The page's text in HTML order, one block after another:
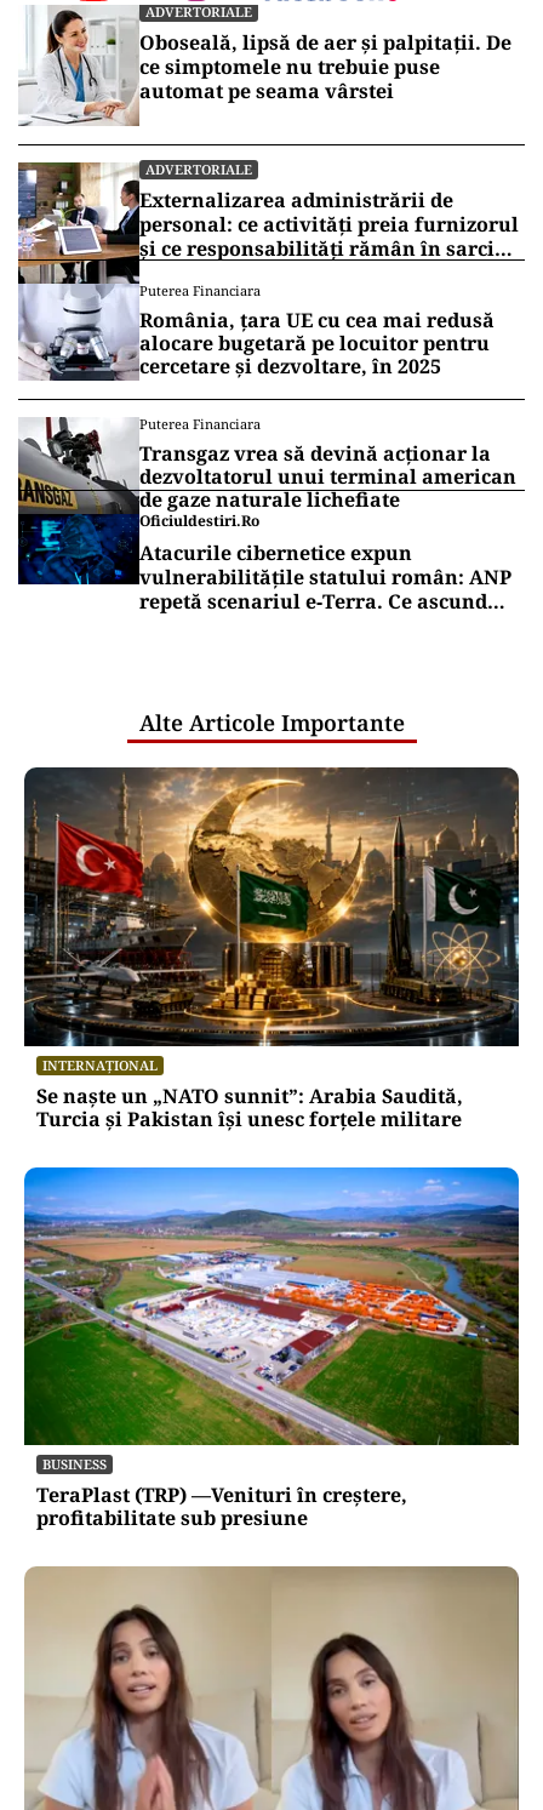
ADVERTORIALE
Oboseală, lipsă de aer și palpitații. De
ce simptomele nu trebuie puse
automat pe seama vârstei
ADVERTORIALE
Externalizarea administrării de
personal: ce activități preia furnizorul
și ce responsabilități rămân în sarcina
Puterea Financiara
România, țara UE cu cea mai redusă
alocare bugetară pe locuitor pentru
cercetare și dezvoltare, în 2025
Puterea Financiara
Transgaz vrea să devină acționar la
dezvoltatorul unui terminal american
de gaze naturale lichefiate
Oficiuldestiri.ro
Atacurile cibernetice expun
vulnerabilitățile statului român: ANP
repetă scenariul e‑Terra. Ce ascund
Alte Articole Importante
INTERNAȚIONAL
Se naște un „NATO sunnit”: Arabia Saudită,
Turcia și Pakistan își unesc forțele militare
BUSINESS
TeraPlast (TRP) —Venituri în creștere,
profitabilitate sub presiune